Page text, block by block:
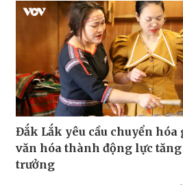
Đắk Lắk yêu cầu chuyển hóa
văn hóa thành động lực tăng
trưởng